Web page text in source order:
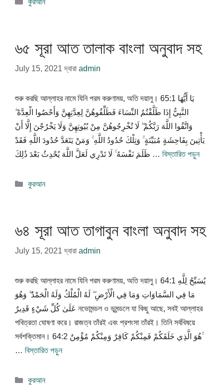
কুরআন
৬৫ সূরা আত তালাক বাংলা অনুবাদ সহ
July 15, 2021 দ্বারা admin
শুরু করছি আল্লাহর নামে যিনি পরম করুণাময়, অতি দয়ালু। 65:1 يَا أَيُّهَا
النَّبِيُّ إِذَا طَلَّقْتُمُ النِّسَاءَ فَطَلِّقُوهُنَّ لِعِدَّتِهِنَّ وَأَحْصُوا الْعِدَّةَ ۖ
وَاتَّقُوا اللَّهَ رَبَّكُمْ ۖ لَا تُخْرِجُوهُنَّ مِنْ بُيُوتِهِنَّ وَلَا يَخْرُجْنَ إِلَّا أَنْ
يَأْتِينَ بِفَاحِشَةٍ مُبَيِّنَةٍ ۚ وَتِلْكَ حُدُودُ اللَّهِ ۚ وَمَنْ يَتَعَدَّ حُدُودَ اللَّهِ فَقَدْ
ظَلَمَ نَفْسَهُ ۚ لَا تَدْرِي لَعَلَّ اللَّهَ يُحْدِثُ بَعْدَ ذَٰلِكَ … বিস্তারিত পড়ুন
বিভাগ
কুরআন
৬৪ সূরা আত তাগাবুন বাংলা অনুবাদ সহ
July 15, 2021 দ্বারা admin
শুরু করছি আল্লাহর নামে যিনি পরম করুণাময়, অতি দয়ালু। 64:1 يُسَبِّحُ لِلَّهِ
مَا فِي السَّمَاوَاتِ وَمَا فِي الْأَرْضِ ۖ لَهُ الْمُلْكُ وَلَهُ الْحَمْدُ ۖ وَهُوَ
عَلَىٰ كُلِّ شَيْءٍ قَدِيرٌ নভোমন্ডল ও ভূমন্ডলে যা কিছু আছে, সবই আল্লাহর
পবিত্রতা ঘোষণা করে। রাজত্ব তাঁরই এবং প্রশংসা তাঁরই। তিনি সর্ববিষয়ে
সর্বশক্তিমান। 64:2 هُوَ الَّذِي خَلَقَكُمْ فَمِنْكُمْ كَافِرٌ وَمِنْكُمْ مُؤْمِنٌ ۚ
… বিস্তারিত পড়ুন
বিভাগ
কুরআন